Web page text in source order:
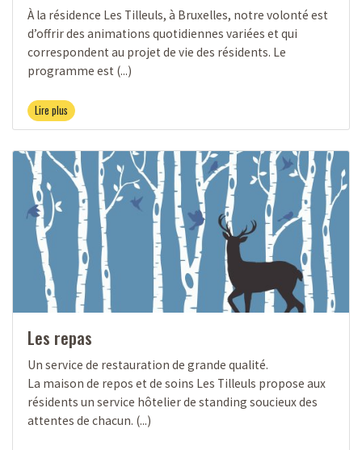
À la résidence Les Tilleuls, à Bruxelles, notre volonté est
d’offrir des animations quotidiennes variées et qui
correspondent au projet de vie des résidents. Le
programme est (...)
Lire plus
Les repas
Un service de restauration de grande qualité.
La maison de repos et de soins Les Tilleuls propose aux
résidents un service hôtelier de standing soucieux des
attentes de chacun. (...)